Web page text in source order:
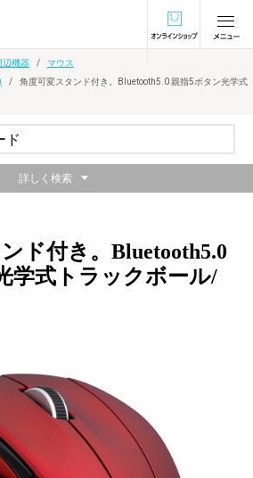
オンラインショ
辺機器
マウス
角度可変スタンド付き。Bluetooth5.0 親指5ボタン光学式
ド付き。Bluetooth5.0
学式トラックボール/
詳しく検索